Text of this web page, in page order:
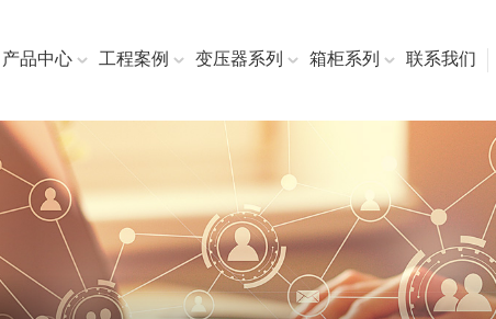
产品中心 工程案例 变压器系列 箱柜系列 联系我们